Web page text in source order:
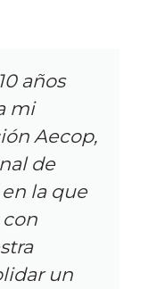
años
mi
Aecop,
de
la que
con
un